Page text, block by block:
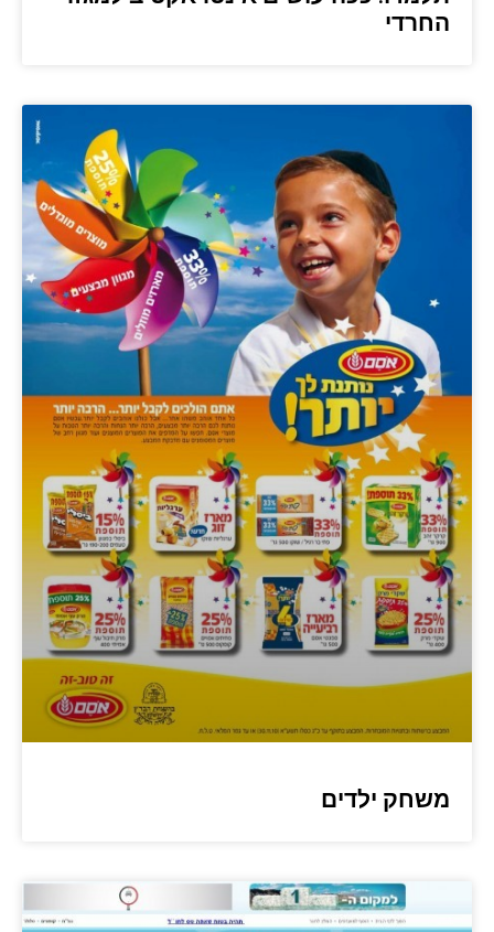
החרדי
משחק ילדים